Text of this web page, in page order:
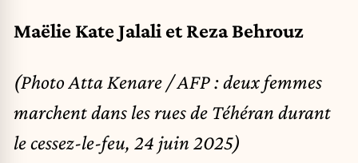
Maëlie Kate Jalali et Reza Behrouz
(Photo Atta Kenare / AFP : deux femmes
marchent dans les rues de Téhéran durant
le cessez-le-feu, 24 juin 2025)